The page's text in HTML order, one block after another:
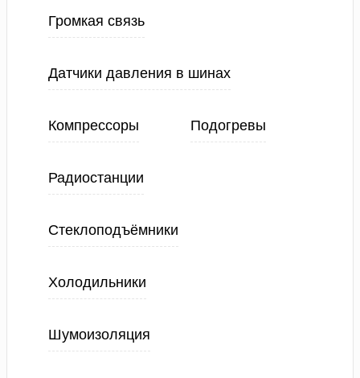
Громкая связь
Датчики давления в шинах
Компрессоры Подогревы
Радиостанции
Стеклоподъёмники
Холодильники
Шумоизоляция